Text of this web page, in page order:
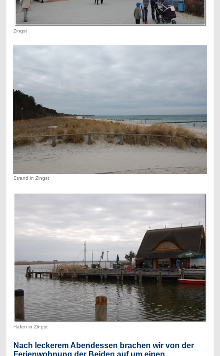
Zingst
Strand in Zingst
Hafen in Zingst
Nach leckerem Abendessen brachen wir von der
Ferienwohnung der Beiden auf um einen